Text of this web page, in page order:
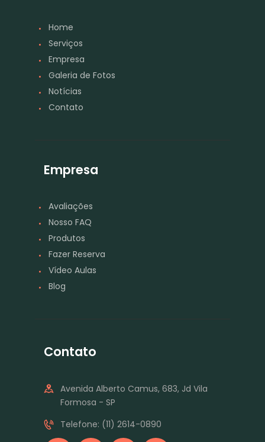
Home
Serviços
Empresa
Galeria de Fotos
Notícias
Contato
Empresa
Avaliações
Nosso FAQ
Produtos
Fazer Reserva
Vídeo Aulas
Blog
Contato
Avenida Alberto Camus, 683, Jd Vila
Formosa - SP
Telefone: (11) 2614-0890